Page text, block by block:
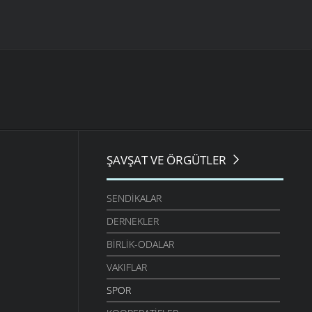
ŞAVŞAT VE ÖRGÜTLER
SENDIKALAR
DERNEKLER
BIRLIK-ODALAR
VAKIFLAR
SPOR